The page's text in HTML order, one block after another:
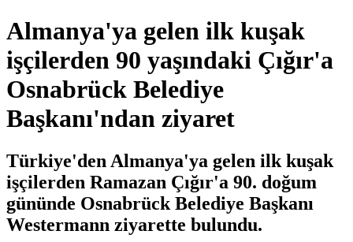
Almanya'ya gelen ilk kuşak
işçilerden 90 yaşındaki Çığır'a
Osnabrück Belediye
Başkanı'ndan ziyaret
Türkiye'den Almanya'ya gelen ilk kuşak
işçilerden Ramazan Çığır'a 90. doğum
gününde Osnabrück Belediye Başkanı
Westermann ziyarette bulundu.